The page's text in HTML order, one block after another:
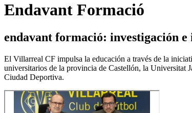
Endavant Formació
endavant formació: investigación e
El Villarreal CF impulsa la educación a través de la
universitarios de la provincia de Castellón, la Universitat
Ciudad Deportiva.